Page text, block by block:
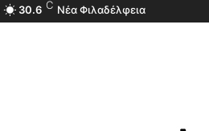
30.6 C Νέα Φιλαδέλφεια